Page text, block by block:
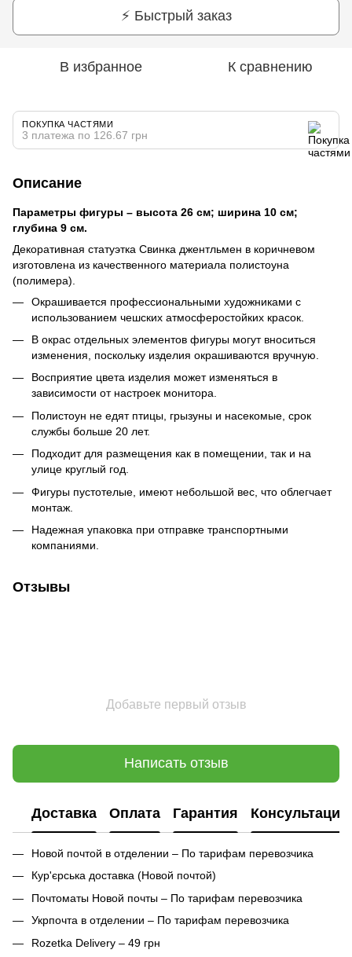
⚡ Быстрый заказ
В избранное К сравнению
ПОКУПКА ЧАСТЯМИ
3 платежа по 126.67 грн
Описание
Параметры фигуры – высота 26 см; ширина 10 см;
глубина 9 см.
Декоративная статуэтка Свинка джентльмен в коричневом
изготовлена из качественного материала полистоуна
(полимера).
Окрашивается профессиональными художниками с
использованием чешских атмосферостойких красок.
В окрас отдельных элементов фигуры могут вноситься
изменения, поскольку изделия окрашиваются вручную.
Восприятие цвета изделия может изменяться в
зависимости от настроек монитора.
Полистоун не едят птицы, грызуны и насекомые, срок
службы больше 20 лет.
Подходит для размещения как в помещении, так и на
улице круглый год.
Фигуры пустотелые, имеют небольшой вес, что облегчает
монтаж.
Надежная упаковка при отправке транспортными
компаниями.
Отзывы
Добавьте первый отзыв
Написать отзыв
Доставка Оплата Гарантия Консультация
Новой почтой в отделении – По тарифам перевозчика
Кур'єрська доставка (Новой почтой)
Почтоматы Новой почты – По тарифам перевозчика
Укрпочта в отделении – По тарифам перевозчика
Rozetka Delivery – 49 грн